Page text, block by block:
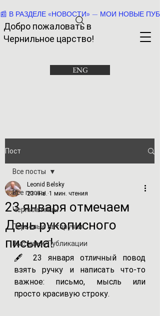
Добро пожаловать в
Чернильное царство!
ENG
📰 В РАЗДЕЛЕ «НОВОСТИ» — МОИ НОВЫЕ
Пост
Все посты
Чернильницы
Перьевые авторучки
Выставки/Публикации
Все посты
23 января отмечаем
День рукописного
письма!
Leonid Belsky
23 янв. 1 мин. чтения
🖋 23 января отличный повод
взять ручку и написать что-то
важное: письмо, мысль или
просто красивую строку.